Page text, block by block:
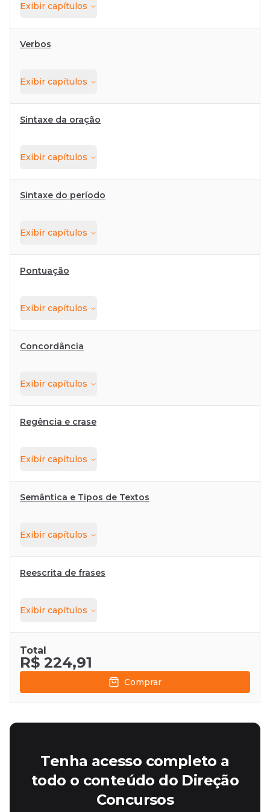
Exibir capítulos
Verbos
Exibir capítulos
Sintaxe da oração
Exibir capítulos
Sintaxe do período
Exibir capítulos
Pontuação
Exibir capítulos
Concordância
Exibir capítulos
Regência e crase
Exibir capítulos
Semântica e Tipos de Textos
Exibir capítulos
Reescrita de frases
Exibir capítulos
Total
R$ 224,91
Comprar
Tenha acesso completo a
todo o conteúdo do Direção
Concursos